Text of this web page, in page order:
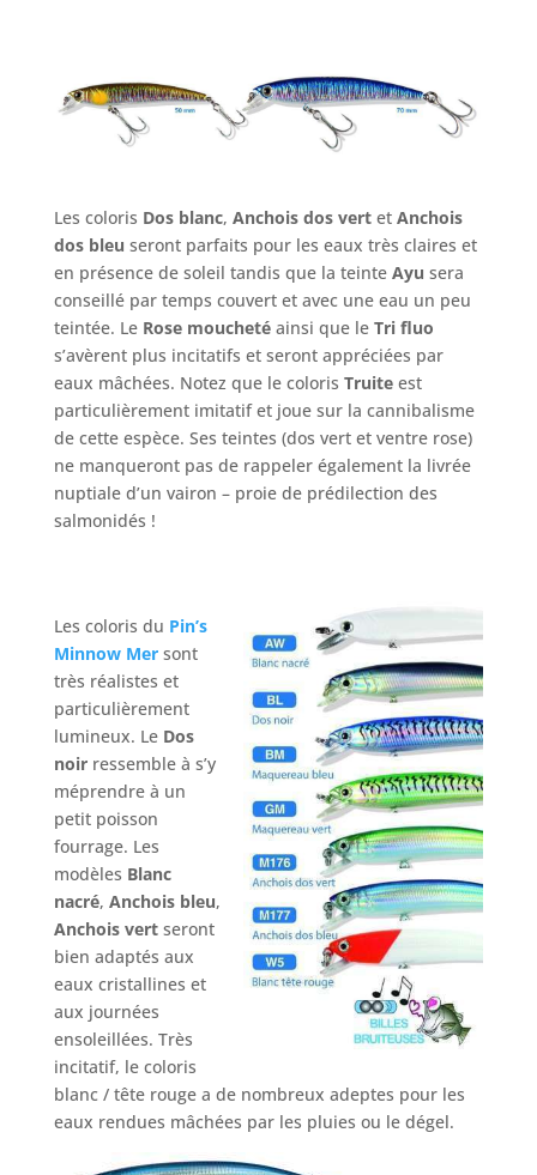
Les coloris Dos blanc, Anchois dos vert et Anchois
dos bleu seront parfaits pour les eaux très claires et
en présence de soleil tandis que la teinte Ayu sera
conseillé par temps couvert et avec une eau un peu
teintée. Le Rose mouchetéainsi que le Tri fluo
s’avèrent plus incitatifs et seront appréciées par
eaux mâchées. Notez que le coloris Truite est
particulièrement imitatif et joue sur la cannibalisme
de cette espèce. Ses teintes (dos vert et ventre rose)
ne manqueront pas de rappeler également la livrée
nuptiale d’un vairon – proie de prédilection des
salmonidés !
Les coloris du Pin’s
Minnow Mer sont
très réalistes et
particulièrement
lumineux. Le Dos
noirressemble à s’y
méprendre à un
petit poisson
fourrage. Les
modèles Blanc
nacré, Anchois bleu,
Anchois vertseront
bien adaptés aux
eaux cristallines et
aux journées
ensoleillées. Très
incitatif, le coloris
blanc / tête rouge a de nombreux adeptes pour les
eaux rendues mâchées par les pluies ou le dégel.